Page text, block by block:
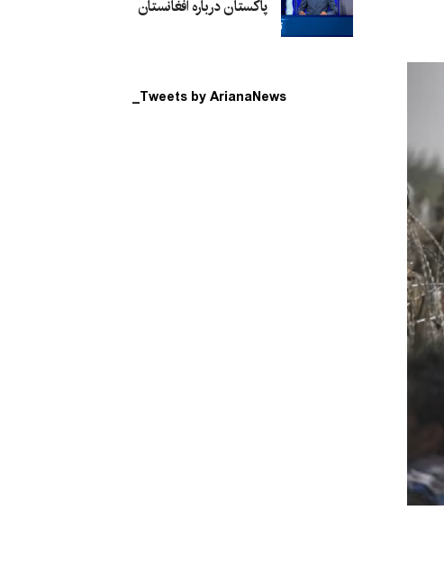
پاکستان درباره افغانستان
Tweets by ArianaNews_